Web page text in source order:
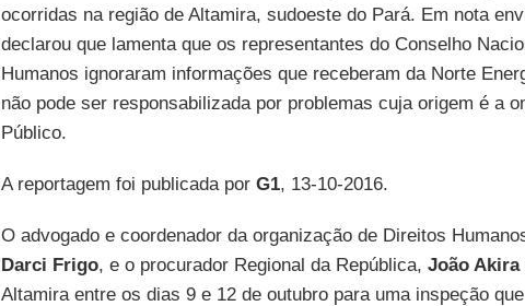
ocorridas na região de Altamira, sudoeste do Pará. Em nota
declarou que lamenta que os representantes do Conselho
Humanos ignoraram informações que receberam da Norte
não pode ser responsabilizada por problemas cuja origem é a
Público.
A reportagem foi publicada por G1, 13-10-2016.
O advogado e coordenador da organização de Direitos
Darci Frigo, e o procurador Regional da República, João Akira
Altamira entre os dias 9 e 12 de outubro para uma inspeção